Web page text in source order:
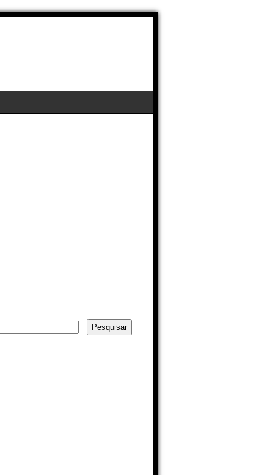
Pesquisar